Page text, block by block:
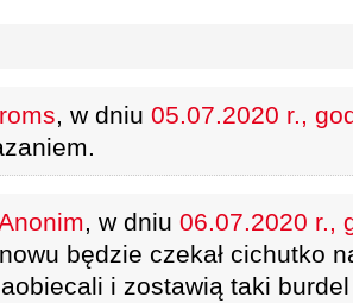
roms, w dniu 05.07.2020 r.,
, w dniu 06.07.2020 r.,
będzie czekał cichutko
i zostawią taki